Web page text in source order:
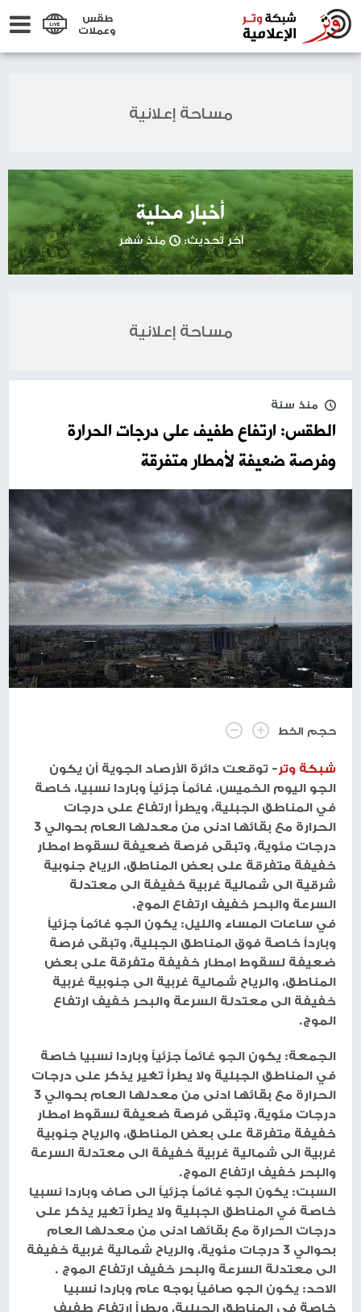
طقس
وعملات
مساحة إعلانية
أخبار محلية
آخر تحديث: منذ شهر
مساحة إعلانية
منذ سنة
الطقس: ارتفاع طفيف على درجات الحرارة
وفرصة ضعيفة لأمطار متفرقة
حجم الخط
شبكة وتر - توقعت دائرة الأرصاد الجوية أن يكون
الجو اليوم الخميس، غائماً جزئياً وباردا نسبيا، خاصة
في المناطق الجبلية، ويطرأ ارتفاع على درجات
الحرارة مع بقائها ادنى من معدلها العام بحوالي 3
درجات مئوية، وتبقى فرصة ضعيفة لسقوط امطار
خفيفة متفرقة على بعض المناطق، الرياح جنوبية
شرقية الى شمالية غربية خفيفة الى معتدلة
السرعة والبحر خفيف ارتفاع الموج.
في ساعات المساء والليل: يكون الجو غائماً جزئياً
وبارداً خاصة فوق المناطق الجبلية، وتبقى فرصة
ضعيفة لسقوط امطار خفيفة متفرقة على بعض
المناطق، والرياح شمالية غربية الى جنوبية غربية
خفيفة الى معتدلة السرعة والبحر خفيف ارتفاع
الموج.
الجمعة: يكون الجو غائماً جزئياً وباردا نسبيا خاصة
في المناطق الجبلية ولا يطرأ تغير يذكر على درجات
الحرارة مع بقائها ادنى من معدلها العام بحوالي 3
درجات مئوية، وتبقى فرصة ضعيفة لسقوط امطار
خفيفة متفرقة على بعض المناطق، والرياح جنوبية
غربية الى شمالية غربية خفيفة الى معتدلة السرعة
والبحر خفيف ارتفاع الموج.
السبت: يكون الجو غائماً جزئياً الى صاف وباردا نسبيا
خاصة في المناطق الجبلية ولا يطرأ تغير يذكر على
درجات الحرارة مع بقائها ادنى من معدلها العام
بحوالي 3 درجات مئوية، والرياح شمالية غربية خفيفة
الى معتدلة السرعة والبحر خفيف ارتفاع الموج .
الاحد: يكون الجو صافياً بوجه عام وباردا نسبيا
خاصة في المناطق الجبلية، ويطرأ ارتفاع طفيف